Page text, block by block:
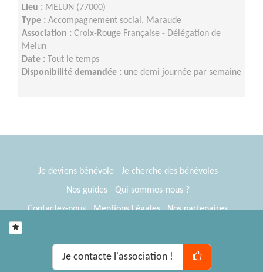
Lieu : MELUN (77000)
Type : Accompagnement social, Maraude
Association : Croix-Rouge Française - Délégation de
Melun
Date : Tout le temps
Disponibilité demandée : une demi journée par semaine
Je contacte l'association !
Je deviens bénévole
Je cherche des bénévoles
Nos guides
Qui sommes-nous ?
Contactez-nous
Mentions Légales
Nos partenaires
® Tous Bénévoles 2012-2026
Webkast